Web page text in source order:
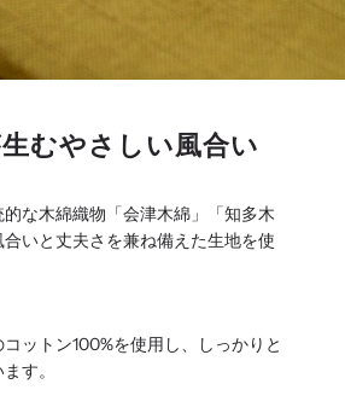
むやさしい風合い
な木綿織物「会津木綿」「知多木
いと丈夫さを兼ね備えた生地を使
ットン100%を使用し、しっかりと
す。